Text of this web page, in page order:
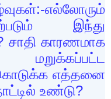
எல்லோரும்
இந்து
சாதி காரணமாக
எத்தனை
உண்டு?